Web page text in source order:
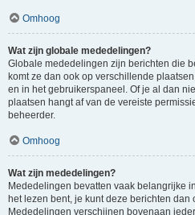
Omhoog
Wat zijn globale mededelingen?
Globale mededelingen zijn berichten die
komt ze dan ook op verschillende
en in het gebruikerspaneel. Of je al dan
plaatsen hangt af van de vereiste
beheerder.
Omhoog
Wat zijn mededelingen?
Mededelingen bevatten vaak belangrijke
het lezen bent, je kunt deze berichten
Mededelingen verschijnen bovenaan